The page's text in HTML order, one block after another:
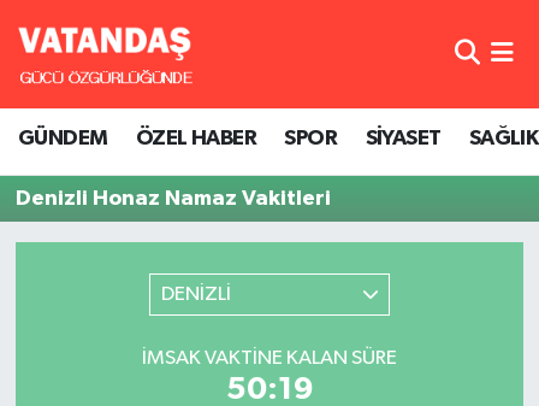
GÜNDEM ÖZEL HABER SPOR SİYASET SAĞLIK
Denizli Honaz Namaz Vakitleri
DENİZLİ
İMSAK VAKTINE KALAN SÜRE
50:19
GÜNDEM
Hava Durumu
Tüm Manşetler